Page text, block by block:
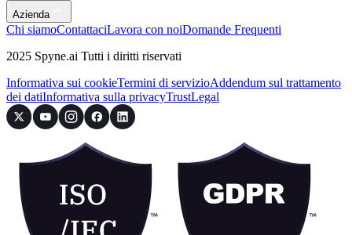
Azienda
Chi siamoContattaciLavora con noiDomande Frequenti
2025 Spyne.ai Tutti i diritti riservati
Informativa sui cookieTermini di servizioAddendum sul trattamento
dei datiInformativa sulla privacyTrustLegal